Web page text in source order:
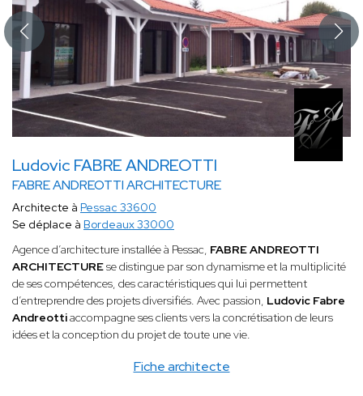
Ludovic FABRE ANDREOTTI
FABRE ANDREOTTI ARCHITECTURE
Fiche architecte
Architecte à Pessac 33600
Se déplace à Bordeaux 33000
Agence d’architecture installée à Pessac, FABRE ANDREOTTI
ARCHITECTUREse distingue par son dynamisme et la multiplicité
de ses compétences, des caractéristiques qui lui permettent
d’entreprendre des projets diversifiés. Avec passion, Ludovic Fabre
Andreottiaccompagne ses clients vers la concrétisation de leurs
idées et la conception du projet de toute une vie.